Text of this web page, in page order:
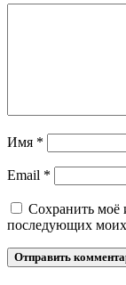
Имя *
Email *
Сохранить моё
последующих